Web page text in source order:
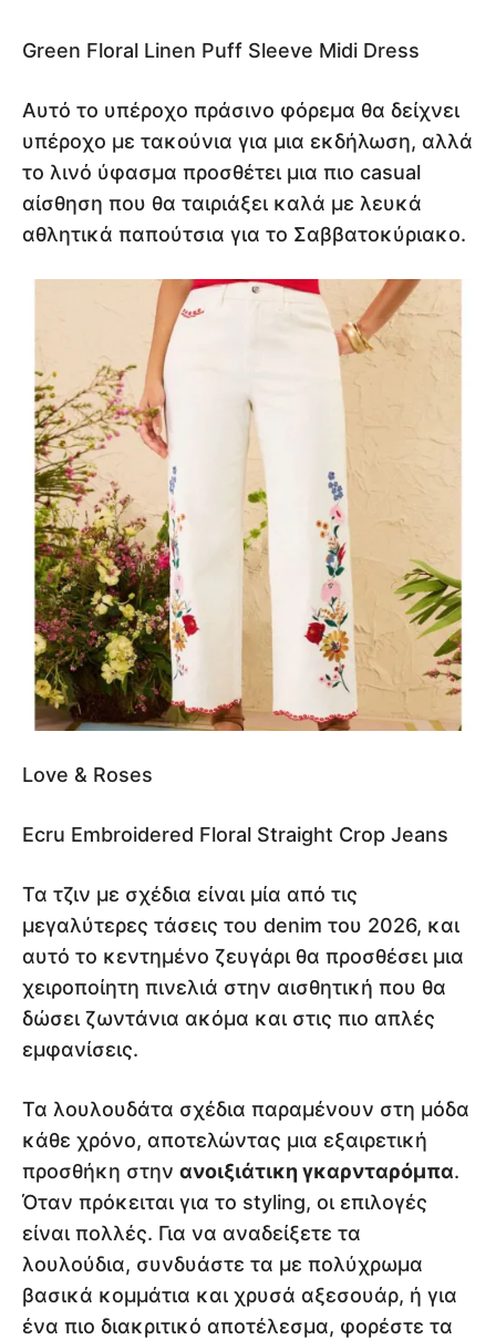
Green Floral Linen Puff Sleeve Midi Dress
Αυτό το υπέροχο πράσινο φόρεμα θα δείχνει
υπέροχο με τακούνια για μια εκδήλωση, αλλά
το λινό ύφασμα προσθέτει μια πιο casual
αίσθηση που θα ταιριάξει καλά με λευκά
αθλητικά παπούτσια για το Σαββατοκύριακο.
Love & Roses
Ecru Embroidered Floral Straight Crop Jeans
Τα τζιν με σχέδια είναι μία από τις
μεγαλύτερες τάσεις του denim του 2026, και
αυτό το κεντημένο ζευγάρι θα προσθέσει μια
χειροποίητη πινελιά στην αισθητική που θα
δώσει ζωντάνια ακόμα και στις πιο απλές
εμφανίσεις.
Τα λουλουδάτα σχέδια παραμένουν στη μόδα
κάθε χρόνο, αποτελώντας μια εξαιρετική
προσθήκη στην ανοιξιάτικη γκαρνταρόμπα.
Όταν πρόκειται για το styling, οι επιλογές
είναι πολλές. Για να αναδείξετε τα
λουλούδια, συνδυάστε τα με πολύχρωμα
βασικά κομμάτια και χρυσά αξεσουάρ, ή για
ένα πιο διακριτικό αποτέλεσμα, φορέστε τα